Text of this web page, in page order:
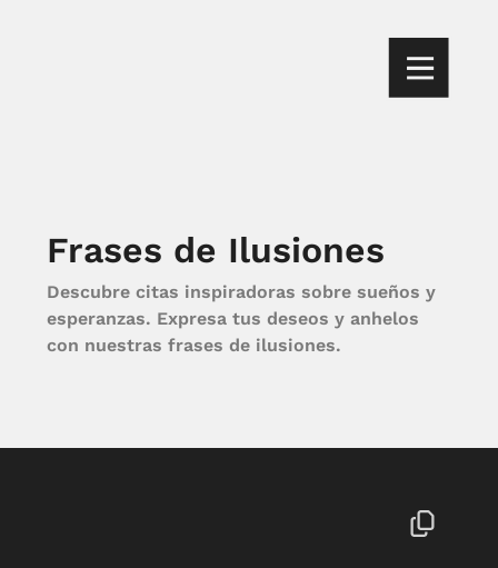
Frases de Ilusiones
Descubre citas inspiradoras sobre sueños y
esperanzas. Expresa tus deseos y anhelos
con nuestras frases de ilusiones.